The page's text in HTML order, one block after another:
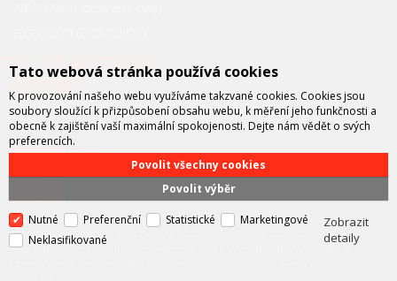
FCC PRŮMYSLOVÉ
SYSTÉMY
FCC průmyslové systémyje technicko – obchodní společností,
zastupující významné výrobce v oblasti průmyslové automatizace a
telekomunikační techniky. Společnost je též významným vývojářem a
Tato webová stránka používá cookies
K provozování našeho webu využíváme takzvané cookies. Cookies jsou
soubory sloužící k přizpůsobení obsahu webu, k měření jeho funkčnosti a
obecně k zajištění vaší maximální spokojenosti. Dejte nám vědět o svých
preferencích.
Povolit výběr
Povolit všechny cookies
Nutné Preferenční Statistické
Marketingové
Neklasifikované
Zobrazit
detaily